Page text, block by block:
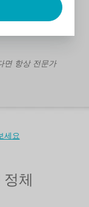
권장 사항을
면 항상 전문가
세요
체